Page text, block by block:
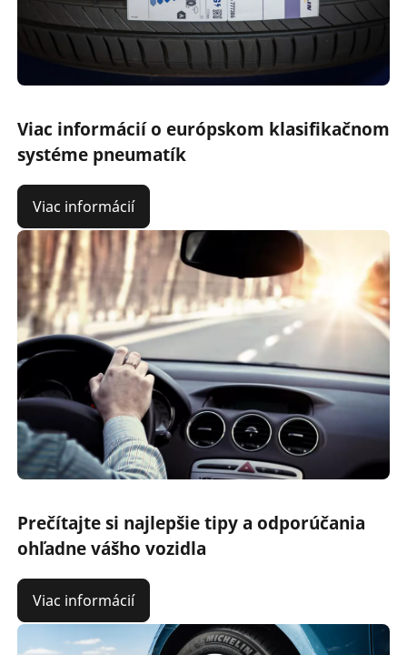
Viac informácií o európskom klasifikačnom
systéme pneumatík
Viac informácií
Prečítajte si najlepšie tipy a odporúčania
ohľadne vášho vozidla
Viac informácií